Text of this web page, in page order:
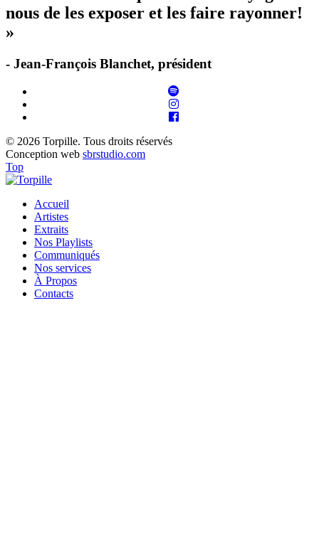
nous de les exposer et les faire rayonner!
»
- Jean-François Blanchet, président
© 2026 Torpille. Tous droits réservés
Conception web sbrstudio.com
Top
Accueil
Artistes
Extraits
Nos Playlists
Communiqués
Nos services
À Propos
Contacts